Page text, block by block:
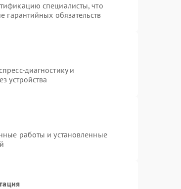
специалисты, что
гарантийных обязательств
диагностику и
устройства
работы и установленные